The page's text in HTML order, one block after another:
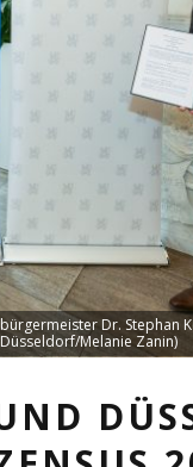
Dr. Stephan
Melanie Zanin)